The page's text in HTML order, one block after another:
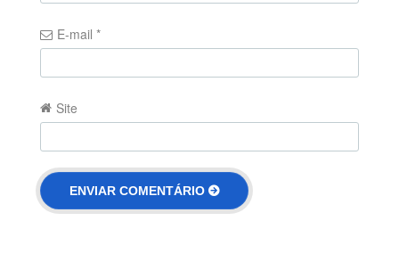
E-mail *
Site